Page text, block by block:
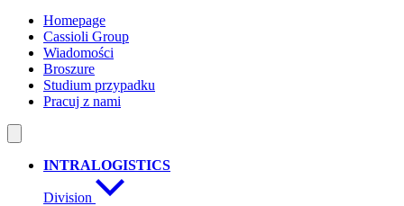
Homepage
Cassioli Group
Wiadomości
Broszure
Studium przypadku
Pracuj z nami
INTRALOGISTICS
Division